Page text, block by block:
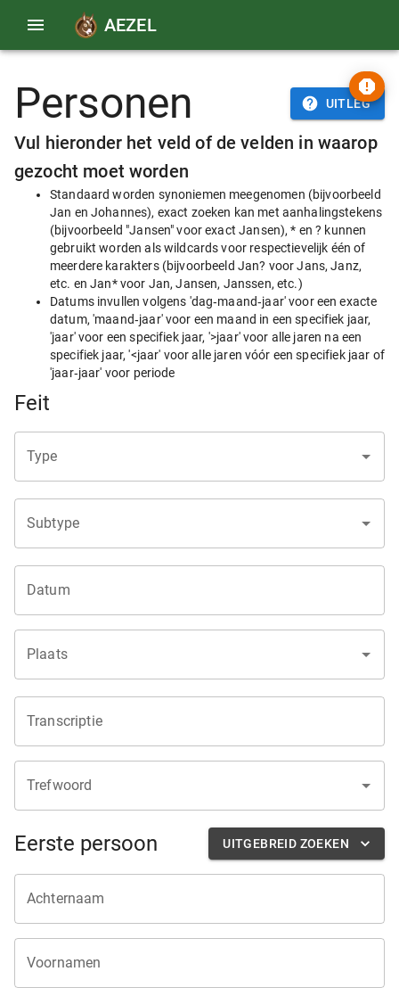
AEZEL
Personen UITLEG
Vul hieronder het veld of de velden in waarop
gezocht moet worden
Standaard worden synoniemen meegenomen (bijvoorbeeld
Jan en Johannes), exact zoeken kan met aanhalingstekens
(bijvoorbeeld "Jansen" voor exact Jansen), * en ? kunnen
gebruikt worden als wildcards voor respectievelijk één of
meerdere karakters (bijvoorbeeld Jan? voor Jans, Janz,
etc. en Jan* voor Jan, Jansen, Janssen, etc.)
Datums invullen volgens 'dag‑maand‑jaar' voor een exacte
datum, 'maand‑jaar' voor een maand in een specifiek jaar,
'jaar' voor een specifiek jaar, '>jaar' voor alle jaren na een
specifiek jaar, '<jaar' voor alle jaren vóór een specifiek jaar of
'jaar‑jaar' voor periode
Feit
Type
Subtype
Datum
Plaats
Transcriptie
Trefwoord
Eerste persoon UITGEBREID ZOEKEN
Achternaam
Voornamen